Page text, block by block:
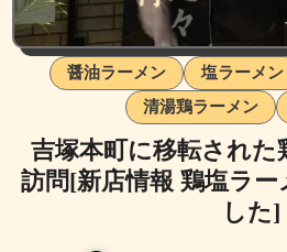
醤油ラーメン 塩ラーメン
清湯鶏ラーメン
吉塚本町に移転された
訪問[新店情報 鶏塩ラ
した]